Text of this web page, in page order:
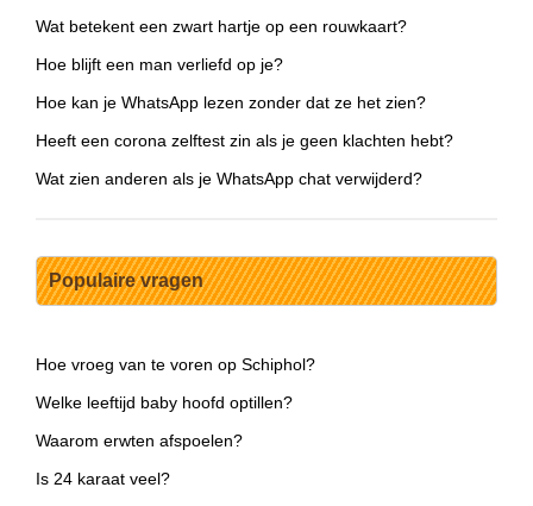
Wat betekent een zwart hartje op een rouwkaart?
Hoe blijft een man verliefd op je?
Hoe kan je WhatsApp lezen zonder dat ze het zien?
Heeft een corona zelftest zin als je geen klachten hebt?
Wat zien anderen als je WhatsApp chat verwijderd?
Populaire vragen
Hoe vroeg van te voren op Schiphol?
Welke leeftijd baby hoofd optillen?
Waarom erwten afspoelen?
Is 24 karaat veel?